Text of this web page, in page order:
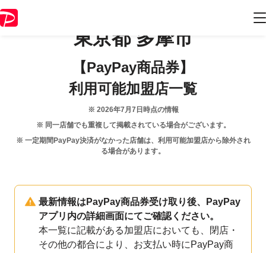
東京都 多摩市
【PayPay商品券】
利用可能加盟店一覧
※ 2026年7月7日 時点の情報
※ 同一店舗でも重複して掲載されている場合がございます。
※ 一定期間PayPay決済がなかった店舗は、利用可能加盟店から除外され
る場合があります。
最新情報はPayPay商品券受け取り後、PayPay
アプリ内の詳細画面にてご確認ください。
本一覧に記載がある加盟店においても、閉店・
その他の都合により、お支払い時にPayPay商